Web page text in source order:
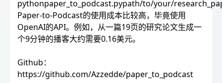
pythonpaper_to_podcast.pypath/to/your/
Paper-to-Podcast的使用成本比较高，毕竟使用
OpenAI的API。例如，从一篇19页的研究论文生成一
个9分钟的播客大约需要0.16美元。
Github：
https://github.com/Azzedde/paper_to_podcast